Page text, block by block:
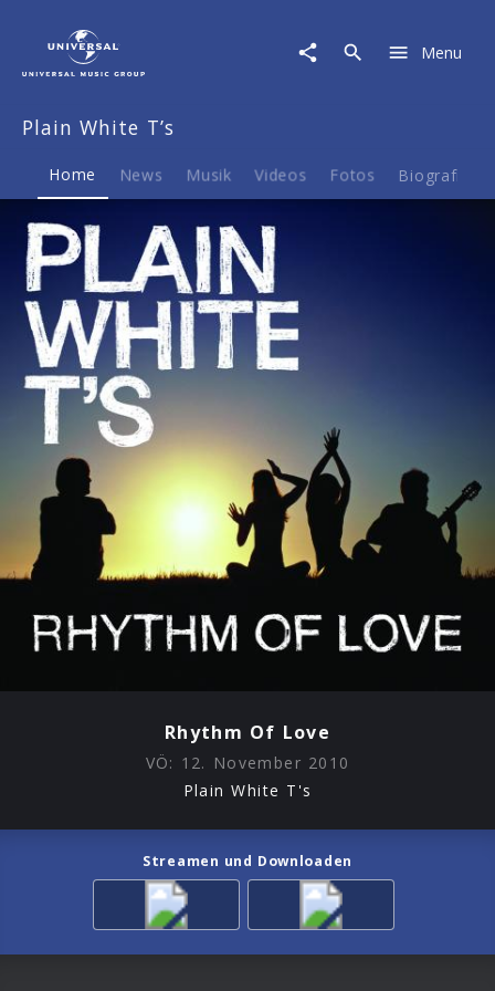
Menu
Plain White T’s
Home News Musik Videos Fotos Biografie
Rhythm Of Love
VÖ: 12. November 2010
Plain White T's
Streamen und Downloaden